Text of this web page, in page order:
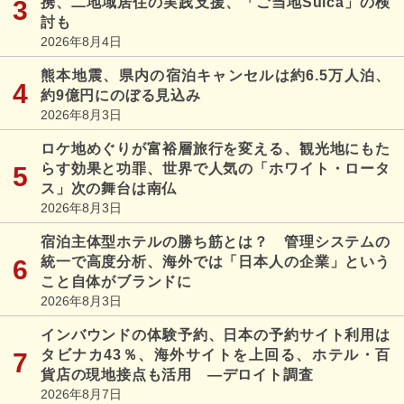
討も
2026年8月4日
熊本地震、県内の宿泊キャンセルは約6.5万人泊、
約9億円にのぼる見込み
2026年8月3日
ロケ地めぐりが富裕層旅行を変える、観光地にもた
らす効果と功罪、世界で人気の「ホワイト・ロータ
ス」次の舞台は南仏
2026年8月3日
宿泊主体型ホテルの勝ち筋とは？ 管理システムの
統一で高度分析、海外では「日本人の企業」という
こと自体がブランドに
2026年8月3日
インバウンドの体験予約、日本の予約サイト利用は
タビナカ43％、海外サイトを上回る、ホテル・百
貨店の現地接点も活用 ―デロイト調査
2026年8月7日